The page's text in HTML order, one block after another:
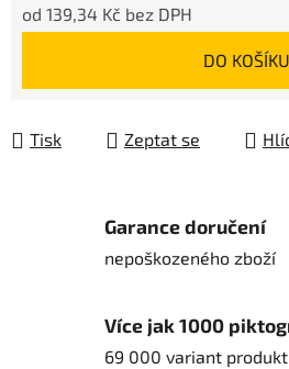
od 139,34 Kč bez DPH
DO KOŠÍKU
Tisk Zeptat se
Garance doručení
nepoškozeného zboží
Více jak 1000
69 000 variant